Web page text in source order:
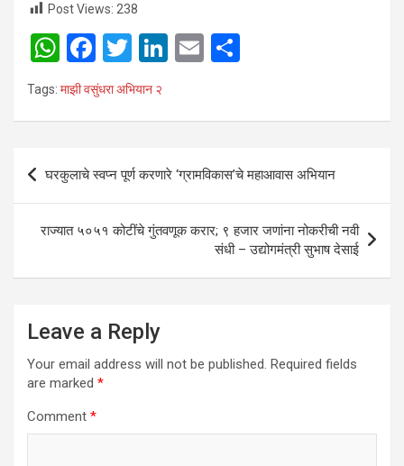
Post Views: 238
W
h
at
A
p
p
F
a
ce
o
k
T
wi
tt
Li
n
E
Tags: माझी वसुंधरा अभियान २
Post
navigation
घरकुलाचे स्वप्न पूर्ण करणारे ‘ग्रामविकास’चे महाआवास अभियान
राज्यात ५०५१ कोटींचे गुंतवणूक करार; ९ हजार जणांना नोकरीची नवी
संधी – उद्योगमंत्री सुभाष देसाई
Leave a Reply
Your email address will not be published. Required fields
are marked *
Comment *